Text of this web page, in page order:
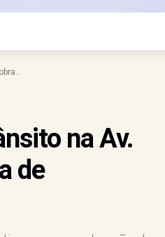
na Av.
de